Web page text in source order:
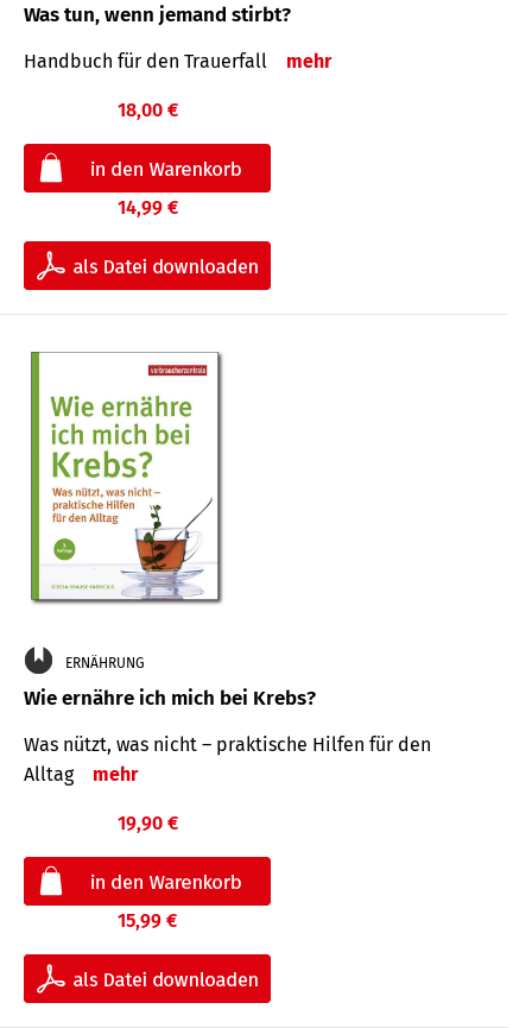
Was tun, wenn jemand stirbt?
Handbuch für den Trauerfall mehr
18,00 €
14,99 €
ERNÄHRUNG
Wie ernähre ich mich bei Krebs?
Was nützt, was nicht – praktische Hilfen für den
Alltag
mehr
19,90 €
15,99 €